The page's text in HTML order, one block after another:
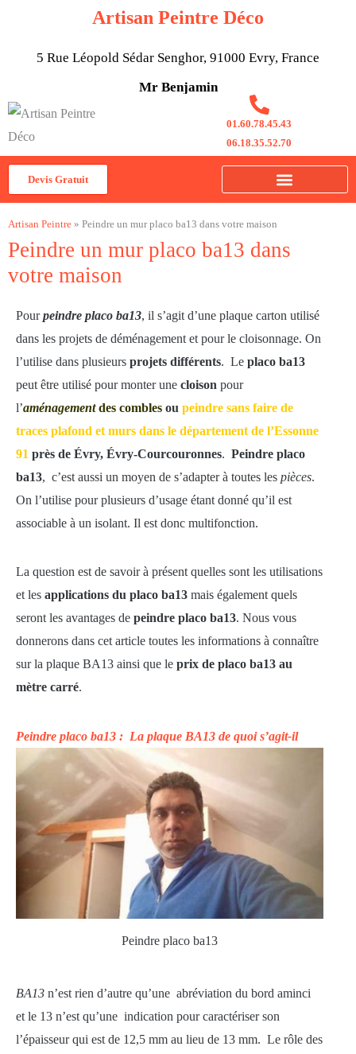
contenu
Artisan Peintre Déco
5 Rue Léopold Sédar Senghor, 91000 Evry, France
Mr Benjamin
01.60.78.45.43
06.18.35.52.70
Devis Gratuit
Artisan Peintre » Peindre un mur placo ba13 dans votre maison
Peindre un mur placo ba13 dans
votre maison
Pourpeindre placo ba13, il s’agit d’une plaque carton utilisé
dans les projets de déménagement et pour le cloisonnage. On
l’utilise dans plusieurs projets différents. Le placo ba13
peut être utilisé pour monter une cloison pour
l’aménagementdes combles ou peindre sans faire de
traces plafond et murs dans le département de l’Essonne
91 près de Évry, Évry-Courcouronnes. Peindre placo
ba13, c’est aussi un moyen de s’adapter à toutes les pièces.
On l’utilise pour plusieurs d’usage étant donné qu’il est
associable à un isolant. Il est donc multifonction.
La question est de savoir à présent quelles sont les utilisations
et les applications du placo ba13 mais également quels
seront les avantages de peindre placo ba13. Nous vous
donnerons dans cet article toutes les informations à connaître
sur la plaque BA13 ainsi que le prix de placo ba13 au
mètre carré.
Peindre placo ba13 : La plaque BA13 de quoi s’agit-il
Peindre placo ba13
BA13 n’est rien d’autre qu’une abréviation du bord aminci
et le 13 n’est qu’une indication pour caractériser son
l’épaisseur qui est de 12,5 mm au lieu de 13 mm. Le rôle des